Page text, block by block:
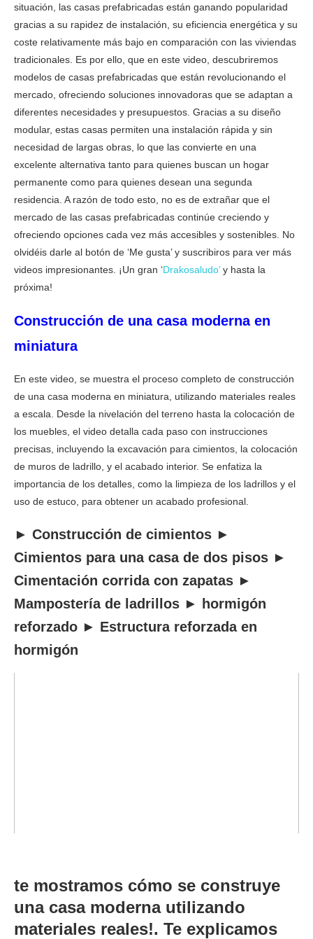
situación, las casas prefabricadas están ganando popularidad
gracias a su rapidez de instalación, su eficiencia energética y su
coste relativamente más bajo en comparación con las viviendas
tradicionales. Es por ello, que en este video, descubriremos
modelos de casas prefabricadas que están revolucionando el
mercado, ofreciendo soluciones innovadoras que se adaptan a
diferentes necesidades y presupuestos. Gracias a su diseño
modular, estas casas permiten una instalación rápida y sin
necesidad de largas obras, lo que las convierte en una
excelente alternativa tanto para quienes buscan un hogar
permanente como para quienes desean una segunda
residencia. A razón de todo esto, no es de extrañar que el
mercado de las casas prefabricadas continúe creciendo y
ofreciendo opciones cada vez más accesibles y sostenibles. No
olvidéis darle al botón de ‘Me gusta’ y suscribiros para ver más
videos impresionantes. ¡Un gran ‘Drakosaludo’y hasta la
próxima!
Construcción de una casa moderna en
miniatura
En este video, se muestra el proceso completo de construcción
de una casa moderna en miniatura, utilizando materiales reales
a escala. Desde la nivelación del terreno hasta la colocación de
los muebles, el video detalla cada paso con instrucciones
precisas, incluyendo la excavación para cimientos, la colocación
de muros de ladrillo, y el acabado interior. Se enfatiza la
importancia de los detalles, como la limpieza de los ladrillos y el
uso de estuco, para obtener un acabado profesional.
► Construcción de cimientos ►
Cimientos para una casa de dos pisos ►
Cimentación corrida con zapatas ►
Mampostería de ladrillos ► hormigón
reforzado ► Estructura reforzada en
hormigón
te mostramos cómo se construye
una casa moderna utilizando
materiales reales!. Te explicamos